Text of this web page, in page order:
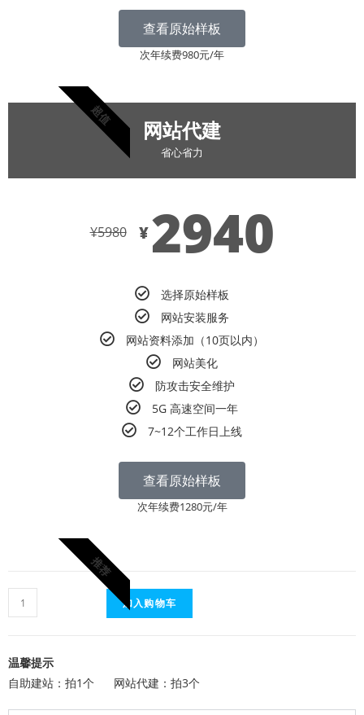
查看原始样板
次年续费980元/年
超值
网站代建
省心省力
¥5980 ¥2940
选择原始样板
网站安装服务
网站资料添加（10页以内）
网站美化
防攻击安全维护
5G 高速空间一年
7~12个工作日上线
查看原始样板
次年续费1280元/年
推荐
加入购物车
温馨提示
自助建站：拍1个 网站代建：拍3个